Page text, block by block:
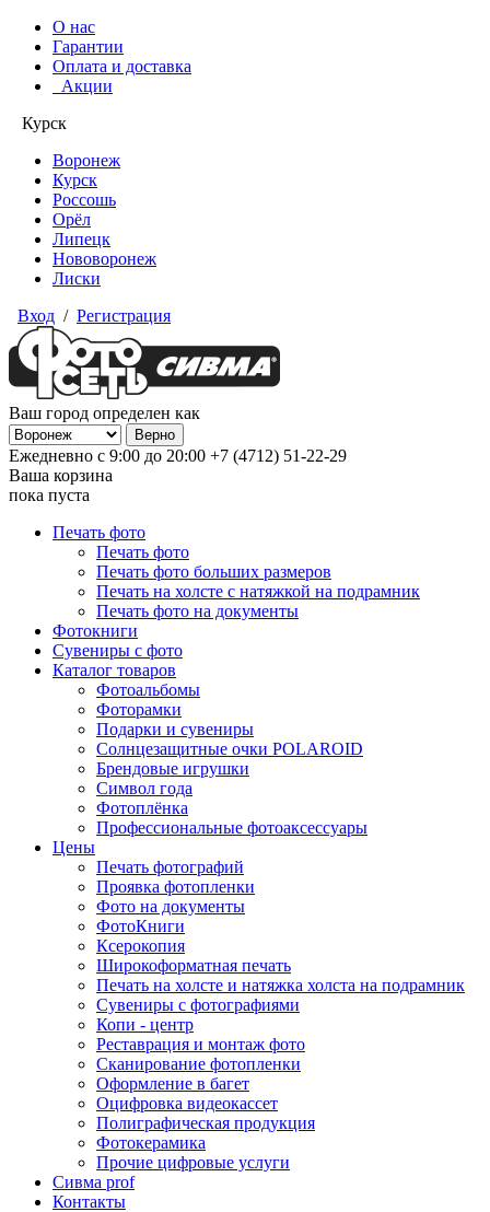
О нас
Гарантии
Оплата и доставка
Акции
Курск
Воронеж
Курск
Россошь
Орёл
Липецк
Нововоронеж
Лиски
Вход / Регистрация
Ваш город определен как
Ежедневно с 9:00 до 20:00 +7 (4712) 51-22-29
Ваша корзина
пока пуста
Печать фото
Печать фото
Печать фото больших размеров
Печать на холсте с натяжкой на подрамник
Печать фото на документы
Фотокниги
Сувениры с фото
Каталог товаров
Фотоальбомы
Фоторамки
Подарки и сувениры
Солнцезащитные очки POLAROID
Брендовые игрушки
Символ года
Фотоплёнка
Профессиональные фотоаксессуары
Цены
Печать фотографий
Проявка фотопленки
Фото на документы
ФотоКниги
Ксерокопия
Широкоформатная печать
Печать на холсте и натяжка холста на подрамник
Сувениры с фотографиями
Копи - центр
Реставрация и монтаж фото
Сканирование фотопленки
Оформление в багет
Оцифровка видеокассет
Полиграфическая продукция
Фотокерамика
Прочие цифровые услуги
Сивма prof
Контакты